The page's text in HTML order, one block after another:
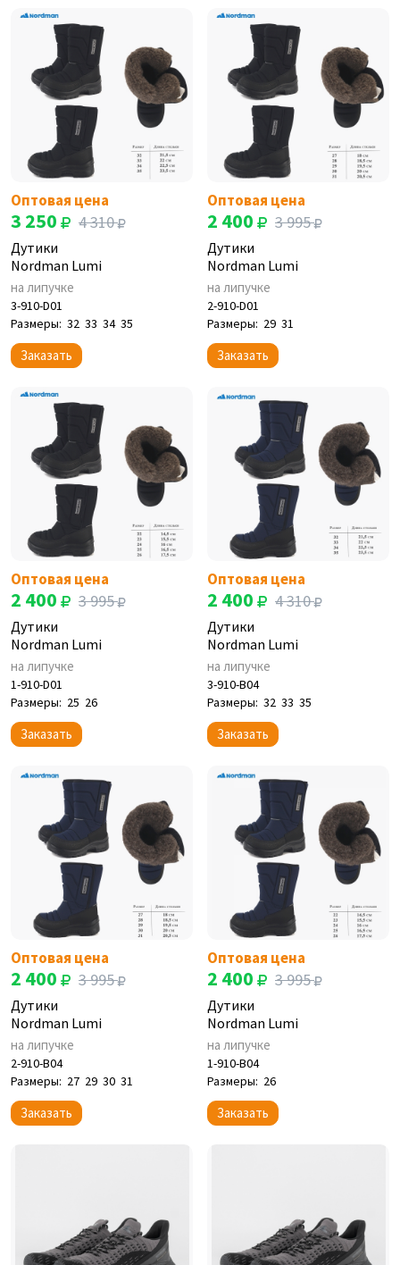
Оптовая цена
3 250 4 310
Дутики
Nordman Lumi
на липучке
3-910-D01
Размеры: 32 33 34 35
Заказать
Оптовая цена
2 400 3 995
Дутики
Nordman Lumi
на липучке
2-910-D01
Размеры: 29 31
Заказать
Оптовая цена
2 400 3 995
Дутики
Nordman Lumi
на липучке
1-910-D01
Размеры: 25 26
Заказать
Оптовая цена
2 400 4 310
Дутики
Nordman Lumi
на липучке
3-910-B04
Размеры: 32 33 35
Заказать
Оптовая цена
2 400 3 995
Дутики
Nordman Lumi
на липучке
2-910-B04
Размеры: 27 29 30 31
Заказать
Оптовая цена
2 400 3 995
Дутики
Nordman Lumi
на липучке
1-910-B04
Размеры: 26
Заказать